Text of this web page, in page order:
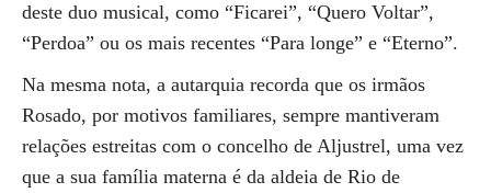
deste duo musical, como “Ficarei”, “Quero Voltar”,
“Perdoa” ou os mais recentes “Para longe” e “Eterno”.
Na mesma nota, a autarquia recorda que os irmãos
Rosado, por motivos familiares, sempre mantiveram
relações estreitas com o concelho de Aljustrel, uma vez
que a sua família materna é da aldeia de Rio de